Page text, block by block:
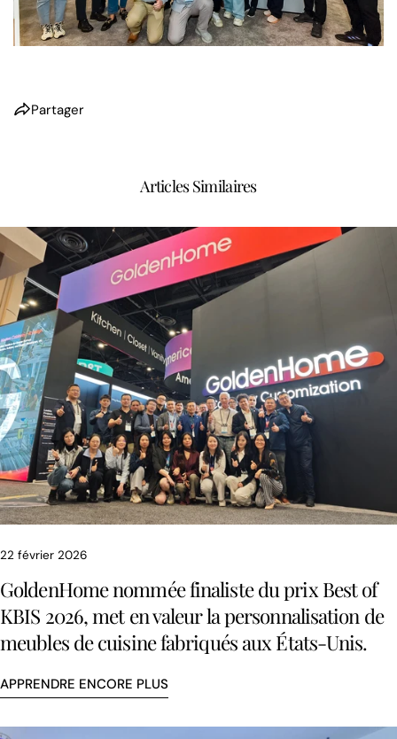
Partager
Articles Similaires
22 février 2026
GoldenHome nommée finaliste du prix Best of
KBIS 2026, met en valeur la personnalisation de
meubles de cuisine fabriqués aux États-Unis.
APPRENDRE ENCORE PLUS